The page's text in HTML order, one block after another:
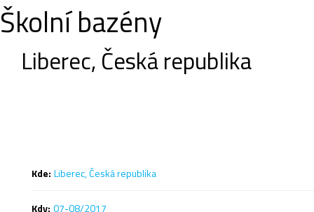
Školní bazény
Liberec, Česká republika
Kde: Liberec, Česká republika
Kdy: 07-08/2017